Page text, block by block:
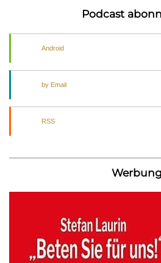
Podcast
Android
by Email
RSS
Werbung